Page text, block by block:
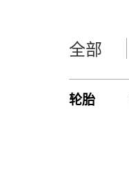
全部
轮胎